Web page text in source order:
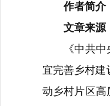
作者简介：
文章来源：
《中共中央
宜完善乡村
动乡村片区高